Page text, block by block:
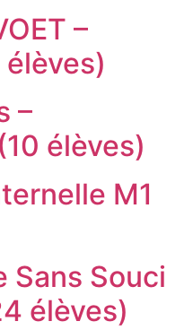
–
–
élèves)
M1
Sans Souci
élèves)